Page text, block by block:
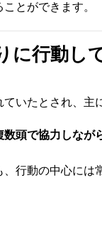
とができます。
に行動し
いたとされ、
数頭で協力しなが
行動の中心には